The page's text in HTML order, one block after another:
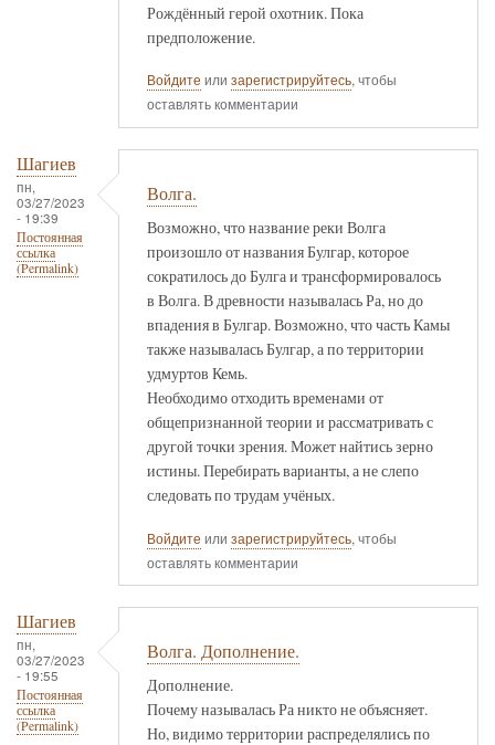
Рождённый герой охотник. Пока
предположение.
Войдите или зарегистрируйтесь, чтобы
оставлять комментарии
Шагиев
пн,
03/27/2023
- 19:39
Постоянная
ссылка
(Permalink)
Волга.
Возможно, что название реки Волга
произошло от названия Булгар, которое
сократилось до Булга и трансформировалось
в Волга. В древности называлась Ра, но до
впадения в Булгар. Возможно, что часть Камы
также называлась Булгар, а по территории
удмуртов Кемь.
Необходимо отходить временами от
общепризнанной теории и рассматривать с
другой точки зрения. Может найтись зерно
истины. Перебирать варианты, а не слепо
следовать по трудам учёных.
Войдите или зарегистрируйтесь, чтобы
оставлять комментарии
Шагиев
пн,
03/27/2023
- 19:55
Постоянная
ссылка
(Permalink)
Волга. Дополнение.
Дополнение.
Почему называлась Ра никто не объясняет.
Но, видимо территории распределялись по